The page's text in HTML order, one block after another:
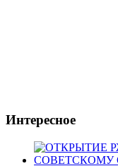
Интересное